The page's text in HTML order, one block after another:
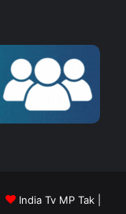
India Tv MP Tak|